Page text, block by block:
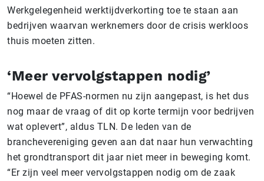
Werkgelegenheid werktijdverkorting toe te staan aan
bedrijven waarvan werknemers door de crisis werkloos
thuis moeten zitten.
‘Meer vervolgstappen nodig’
“Hoewel de PFAS-normen nu zijn aangepast, is het dus
nog maar de vraag of dit op korte termijn voor bedrijven
wat oplevert”, aldus TLN. De leden van de
branchevereniging geven aan dat naar hun verwachting
het grondtransport dit jaar niet meer in beweging komt.
“Er zijn veel meer vervolgstappen nodig om de zaak